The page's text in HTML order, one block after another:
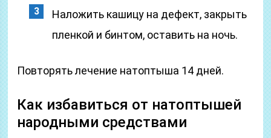
Наложить кашицу на дефект, закрыть
пленкой и бинтом, оставить на ночь.
Повторять лечение натоптыша 14 дней.
Как избавиться от натоптышей
народными средствами